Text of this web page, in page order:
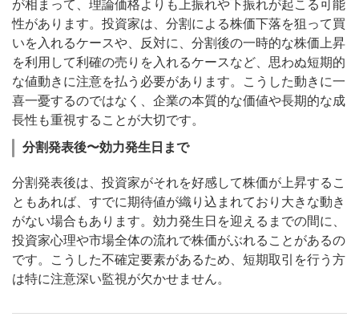
が相まって、理論価格よりも上振れや下振れが起こる可能
性があります。投資家は、分割による株価下落を狙って買
いを入れるケースや、反対に、分割後の一時的な株価上昇
を利用して利確の売りを入れるケースなど、思わぬ短期的
な値動きに注意を払う必要があります。こうした動きに一
喜一憂するのではなく、企業の本質的な価値や長期的な成
長性も重視することが大切です。
分割発表後〜効力発生日まで
分割発表後は、投資家がそれを好感して株価が上昇するこ
ともあれば、すでに期待値が織り込まれており大きな動き
がない場合もあります。効力発生日を迎えるまでの間に、
投資家心理や市場全体の流れで株価がぶれることがあるの
です。こうした不確定要素があるため、短期取引を行う方
は特に注意深い監視が欠かせません。